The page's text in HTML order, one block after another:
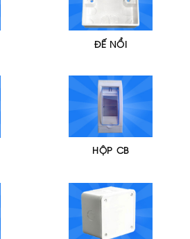
ĐẾ NỔI
HỘP CB